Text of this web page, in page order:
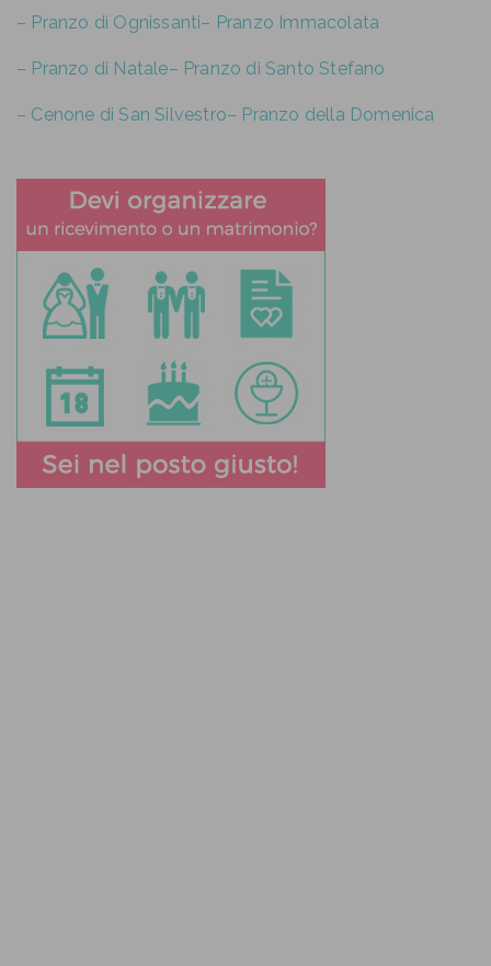
– Pranzo di Ognissanti– Pranzo Immacolata
– Pranzo di Natale– Pranzo di Santo Stefano
– Cenone di San Silvestro– Pranzo della Domenica